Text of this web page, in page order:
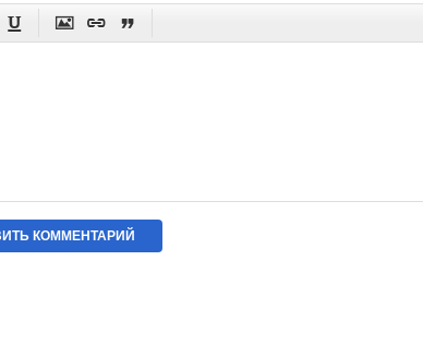
   